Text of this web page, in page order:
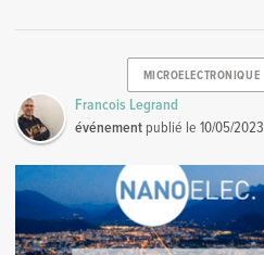
MICROELECTRONIQUE
Francois Legrand
événement publié le10/05/2023